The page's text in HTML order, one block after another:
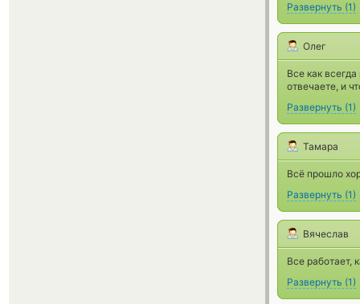
Развернуть (1)
Олег
Все как
отвечаете, и
Развернуть (1)
Тамара
Всё прошло
Развернуть (1)
Вячеслав
Все работает,
Развернуть (1)